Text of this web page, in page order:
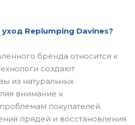
Replumping Davines?
бренда относится к
создают
из натуральных
внимание к
покупателей.
прядей и восстановления